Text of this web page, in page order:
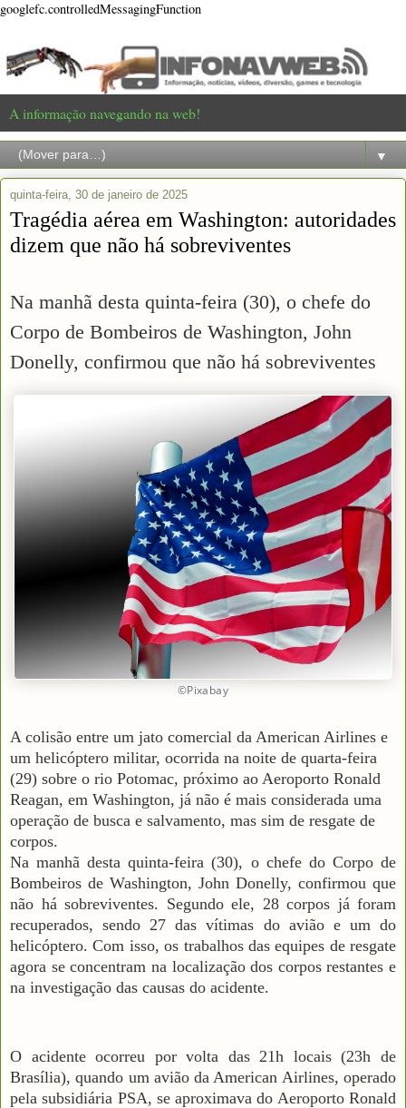
googlefc.controlledMessagingFunction
A informação navegando na web!
▼
quinta-feira, 30 de janeiro de 2025
Tragédia aérea em Washington: autoridades
dizem que não há sobreviventes
Na manhã desta quinta-feira (30), o chefe do
Corpo de Bombeiros de Washington, John
Donelly, confirmou que não há sobreviventes
©Pixabay
A colisão entre um jato comercial da American Airlines e
um helicóptero militar, ocorrida na noite de quarta-feira
(29) sobre o rio Potomac, próximo ao Aeroporto Ronald
Reagan, em Washington, já não é mais considerada uma
operação de busca e salvamento, mas sim de resgate de
corpos.
Na manhã desta quinta-feira (30), o chefe do Corpo de
Bombeiros de Washington, John Donelly, confirmou que
não há sobreviventes. Segundo ele, 28 corpos já foram
recuperados, sendo 27 das vítimas do avião e um do
helicóptero. Com isso, os trabalhos das equipes de resgate
agora se concentram na localização dos corpos restantes e
na investigação das causas do acidente.
O acidente ocorreu por volta das 21h locais (23h de
Brasília), quando um avião da American Airlines, operado
pela subsidiária PSA, se aproximava do Aeroporto Ronald